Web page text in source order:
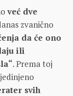
već dve
zvanično
da će ono
ili
. Prema toj
svih